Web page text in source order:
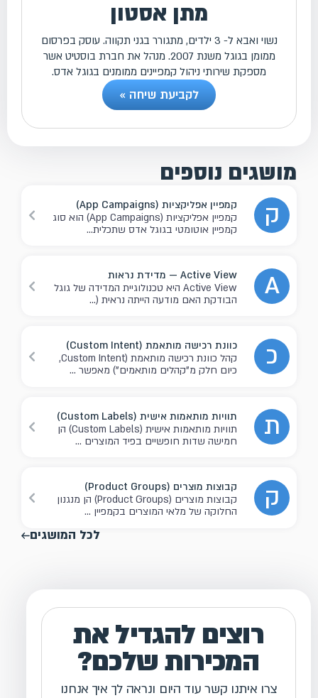
מתן אסטון
נשוי ואבא ל- 3 ילדים, מתגורר בגני תקווה. עוסק בפרסום
ממומן בגוגל משנת 2007. מנהל את חברת בוסטיט אשר
מספקת שירותי ניהול קמפיינים ממומנים בגוגל אדס.
לקביעת שיחה »
מושגים נוספים
ק
קמפיין אפליקציות (App Campaigns)
קמפיין אפליקציות (App Campaigns) הוא סוג
קמפיין אוטומטי בגוגל אדס שתכלית...
A
Active View — מדידת נראות
Active View היא טכנולוגיית המדידה של גוגל
הבודקת האם מודעה הייתה נראית (...
כ
כוונת רכישה מותאמת (Custom Intent)
קהל כוונת רכישה מותאמת (Custom Intent,
כיום חלק מ"קהלים מותאמים") מאפשר ...
ת
תוויות מותאמות אישית (Custom Labels)
תוויות מותאמות אישית (Custom Labels) הן
חמישה שדות חופשיים בפיד המוצרים ...
ק
קבוצות מוצרים (Product Groups)
קבוצות מוצרים (Product Groups) הן מנגנון
החלוקה של מלאי המוצרים בקמפיין ...
לכל המושגים
רוצים להגדיל את
המכירות שלכם?
צרו איתנו קשר עוד היום ונראה לך איך אנחנו